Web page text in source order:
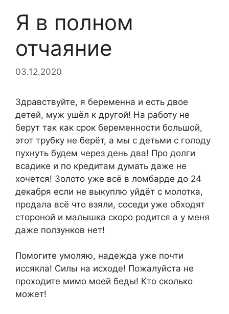
Я в полном
отчаяние
03.12.2020
Здравствуйте, я беременна и есть двое
детей, муж ушёл к другой! На работу не
берут так как срок беременности большой,
этот трубку не берёт, а мы с детьми с голоду
пухнуть будем через день два! Про долги
всадике и по кредитам думать даже не
хочется! Золото уже всё в ломбарде до 24
декабря если не выкуплю уйдёт с молотка,
продала всё что взяли, соседи уже обходят
стороной и малышка скоро родится а у меня
даже ползунков нет!
Помогите умоляю, надежда уже почти
иссякла! Силы на исходе! Пожалуйста не
проходите мимо моей беды! Кто сколько
может!